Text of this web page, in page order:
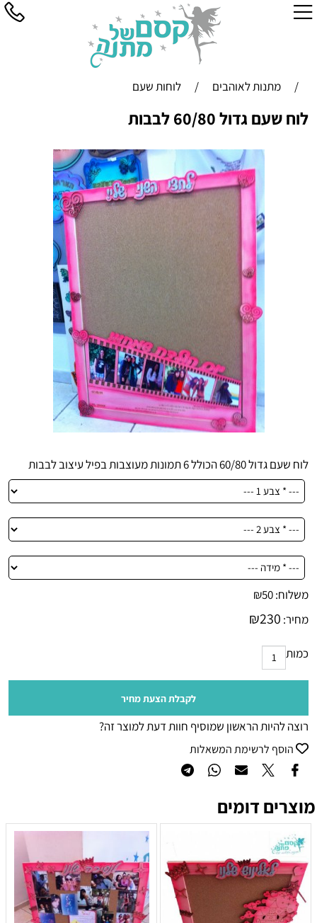
/ מתנות לאוהבים / לוחות שעם
לוח שעם גדול 60/80 לבבות
לוח שעם גדול 60/80 הכולל 6 תמונות מעוצבות בפיל עיצוב לבבות
משלוח: ₪50
מחיר:
₪230
כמות
לקבלת הצעת מחיר
רוצה להיות הראשון שמוסיף חוות דעת למוצר זה?
הוסף לרשימת המשאלות
מוצרים דומים